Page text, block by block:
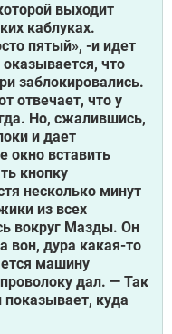
выходит
каблуках.
пятый», -и идет
что
заблокировались.
отвечает, что у
Но, сжалившись,
и дает
окно вставить
кнопку
несколько минут
из всех
вокруг Мазды. Он
вон, дура какая-то
машину
дал. — Так
показывает, куда